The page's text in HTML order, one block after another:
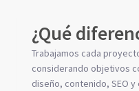
¿Qué
Trabajamos cada
considerando objetivos
diseño, contenido, SEO